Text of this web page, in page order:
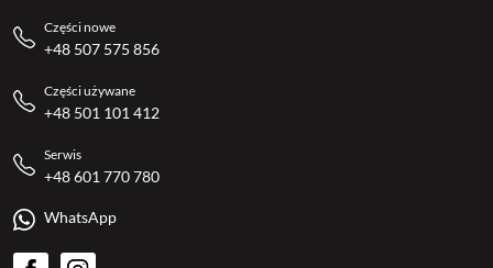
Części nowe
+48 507 575 856
Części używane
+48 501 101 412
Serwis
+48 601 770 780
WhatsApp